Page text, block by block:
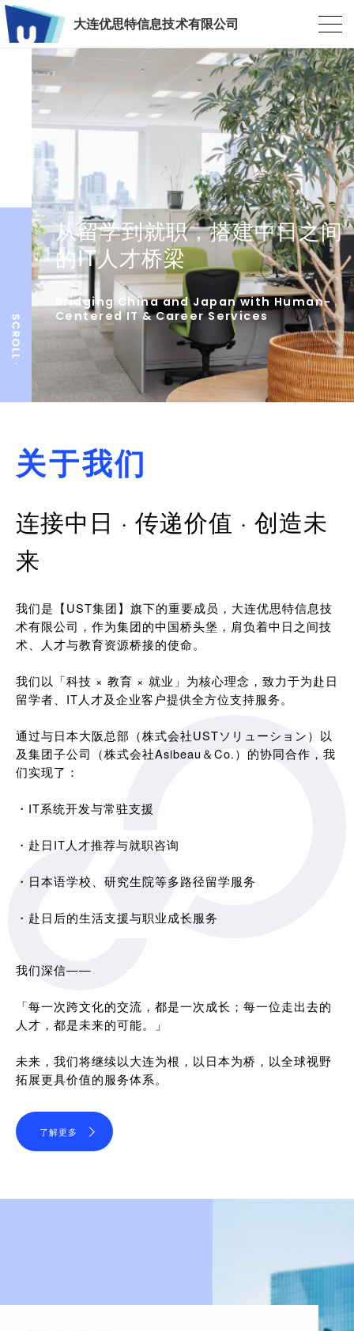
大连优思特信息技术有限公司
从留学到就职，搭建中日之间
的IT人才桥梁
Bridging China and Japan with Human-
Centered IT & Career Services
关于我们
连接中日 · 传递价值 · 创造未
来
我们是【UST集团】旗下的重要成员，大连优思特信息技
术有限公司，作为集团的中国桥头堡，肩负着中日之间技
术、人才与教育资源桥接的使命。
我们以「科技 × 教育 × 就业」为核心理念，致力于为赴日
留学者、IT人才及企业客户提供全方位支持服务。
通过与日本大阪总部（株式会社USTソリューション）以
及集团子公司（株式会社Asibeau＆Co.）的协同合作，我
们实现了：
・IT系统开发与常驻支援
・赴日IT人才推荐与就职咨询
・日本语学校、研究生院等多路径留学服务
・赴日后的生活支援与职业成长服务
我们深信——
「每一次跨文化的交流，都是一次成长；每一位走出去的
人才，都是未来的可能。」
未来，我们将继续以大连为根，以日本为桥，以全球视野
拓展更具价值的服务体系。
了解更多